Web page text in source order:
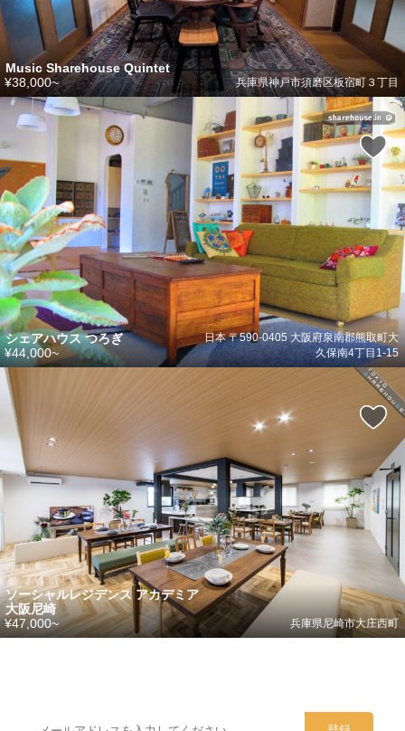
Music Sharehouse Quintet
兵庫県神戸市須磨区板宿町３丁目
¥38,000~
シェアハウス つろぎ
日本 〒590-0405 大阪府泉南郡熊取町大
久保南4丁目1-15
¥44,000~
ソーシャルレジデンス アカデミア
大阪尼崎
兵庫県尼崎市大庄西町
¥47,000~